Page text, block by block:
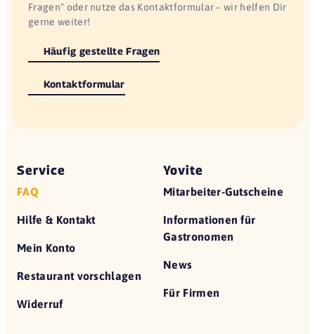
Fragen" oder nutze das Kontaktformular – wir helfen Dir
gerne weiter!
Häufig gestellte Fragen
Kontaktformular
Service
FAQ
Hilfe & Kontakt
Mein Konto
Restaurant vorschlagen
Widerruf
Yovite
Mitarbeiter-Gutscheine
Informationen für
Gastronomen
News
Für Firmen